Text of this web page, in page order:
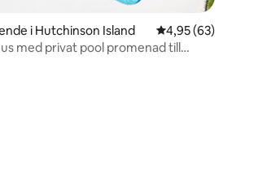
betyg, 8 omdömen
i Hutchinson Island 4,95 av 5 i
4,95 (63)
med privat pool promenad till